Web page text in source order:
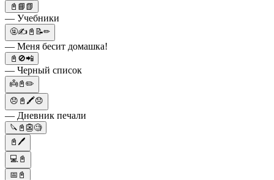
📓📘📗
— Учебники
🤬✍📓📝✏
— Меня бесит домашка!
📓🚫📲
— Черный список
👼📓✏️
😞📓🖍️😞
— Дневник печали
🔪📓👺🧐
📓🖊
💻📓
📅📓